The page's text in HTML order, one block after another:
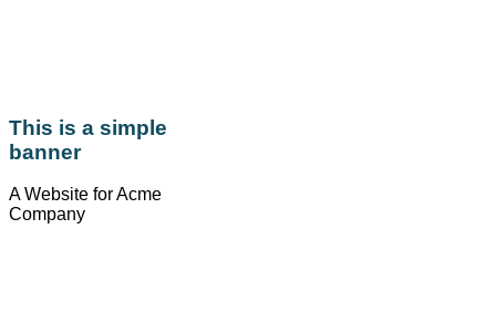
This is a simple
banner
A Website for Acme
Company